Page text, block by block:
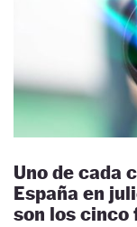
Uno de cada
España en
son los cinco